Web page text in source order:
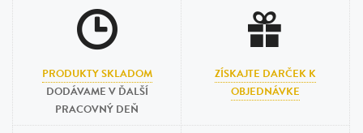
PRODUKTY SKLADOM
DODÁVAME V ĎALŠÍ
PRACOVNÝ DEŇ
ZÍSKAJTE DARČEK K
OBJEDNÁVKE